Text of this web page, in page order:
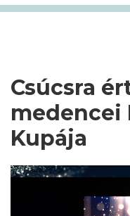
Csúcsra
medencei
Kupája